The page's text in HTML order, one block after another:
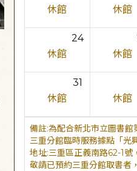
休館
休館
24
休館
休館
31
休館
休館
為配合新北市立圖書館
三重分館臨時服務據點「
地址:三重區正義南路62-1
敬請已預約三重分館取書者